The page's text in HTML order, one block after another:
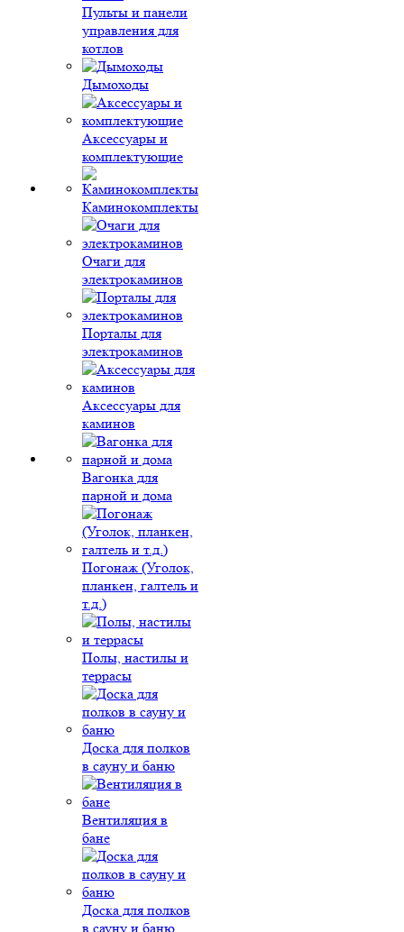
Пульты и панели
управления для
котлов
Дымоходы
Аксессуары и
комплектующие
Каминокомплекты
Очаги для
электрокаминов
Порталы для
электрокаминов
Аксессуары для
каминов
Вагонка для
парной и дома
Погонаж (Уголок,
планкен, галтель и
т.д.)
Полы, настилы и
террасы
Доска для полков
в сауну и баню
Вентиляция в
бане
Доска для полков
в сауну и баню